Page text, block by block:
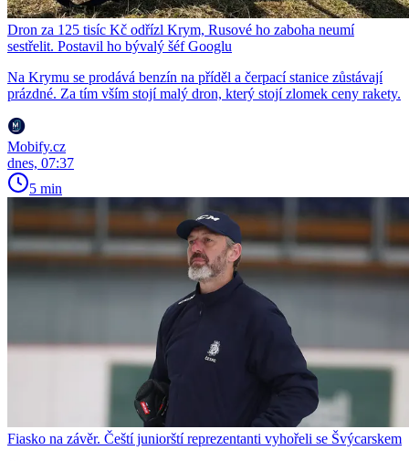
Dron za 125 tisíc Kč odřízl Krym, Rusové ho zaboha neumí
sestřelit. Postavil ho bývalý šéf Googlu
Na Krymu se prodává benzín na příděl a čerpací stanice zůstávají
prázdné. Za tím vším stojí malý dron, který stojí zlomek ceny rakety.
Mobify.cz
dnes, 07:37
5 min
Fiasko na závěr. Čeští juniorští reprezentanti vyhořeli se Švýcarskem